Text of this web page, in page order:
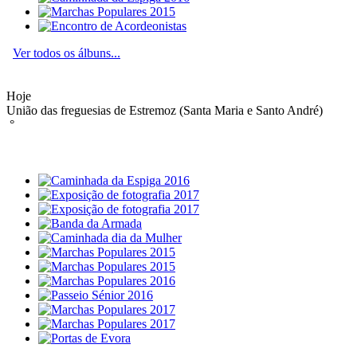
Ver todos os álbuns...
Hoje
União das freguesias de Estremoz (Santa Maria e Santo André)
°